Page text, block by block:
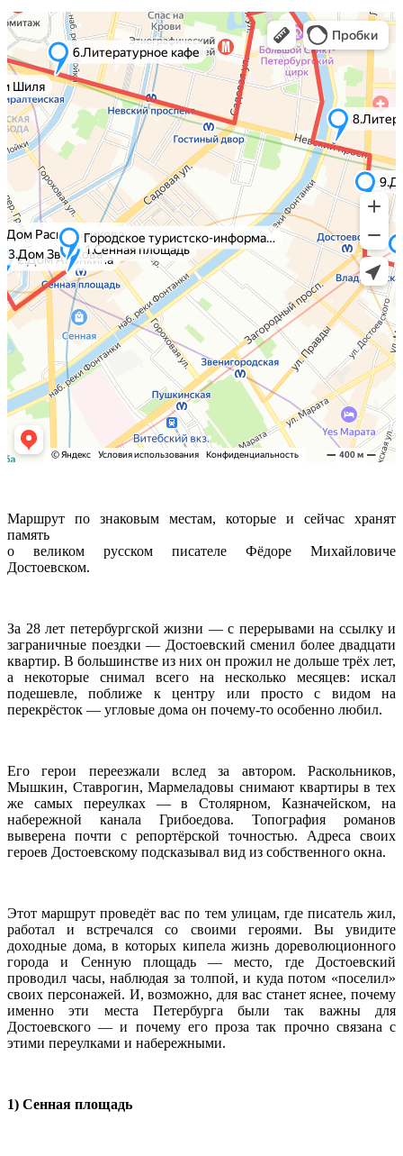
Маршрут по знаковым местам, которые и сейчас хранят
память
о великом русском писателе Фёдоре Михайловиче
Достоевском.
За 28 лет петербургской жизни — с перерывами на ссылку и
заграничные поездки — Достоевский сменил более двадцати
квартир. В большинстве из них он прожил не дольше трёх лет,
а некоторые снимал всего на несколько месяцев: искал
подешевле, поближе к центру или просто с видом на
перекрёсток — угловые дома он почему-то особенно любил.
Его герои переезжали вслед за автором. Раскольников,
Мышкин, Ставрогин, Мармеладовы снимают квартиры в тех
же самых переулках — в Столярном, Казначейском, на
набережной канала Грибоедова. Топография романов
выверена почти с репортёрской точностью. Адреса своих
героев Достоевскому подсказывал вид из собственного окна.
Этот маршрут проведёт вас по тем улицам, где писатель жил,
работал и встречался со своими героями. Вы увидите
доходные дома, в которых кипела жизнь дореволюционного
города и Сенную площадь — место, где Достоевский
проводил часы, наблюдая за толпой, и куда потом «поселил»
своих персонажей. И, возможно, для вас станет яснее, почему
именно эти места Петербурга были так важны для
Достоевского — и почему его проза так прочно связана с
этими переулками и набережными.
1) Сенная площадь